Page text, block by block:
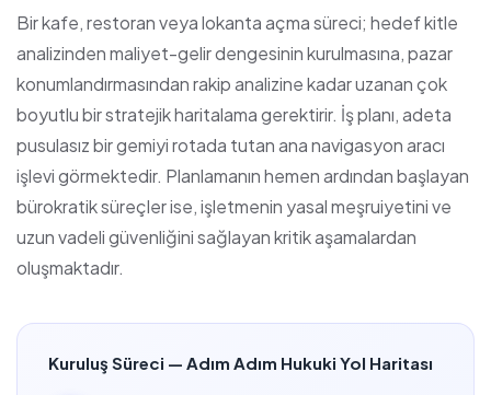
Bir kafe, restoran veya lokanta açma süreci; hedef kitle
analizinden maliyet-gelir dengesinin kurulmasına, pazar
konumlandırmasından rakip analizine kadar uzanan çok
boyutlu bir stratejik haritalama gerektirir. İş planı, adeta
pusulasız bir gemiyi rotada tutan ana navigasyon aracı
işlevi görmektedir. Planlamanın hemen ardından başlayan
bürokratik süreçler ise, işletmenin yasal meşruiyetini ve
uzun vadeli güvenliğini sağlayan kritik aşamalardan
oluşmaktadır.
Kuruluş Süreci — Adım Adım Hukuki Yol Haritası